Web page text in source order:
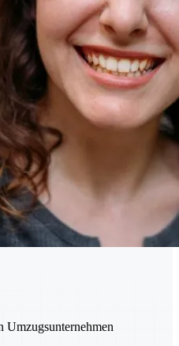
Umzugsunternehmen